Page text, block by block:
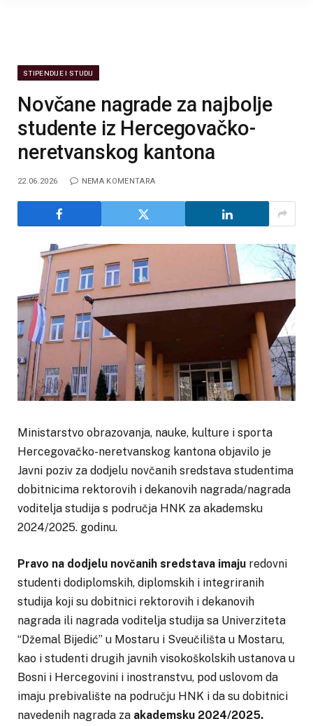
STIPENDIJE I STUDIJ
Novčane nagrade za najbolje
studente iz Hercegovačko-
neretvanskog kantona
22.06.2026 NEMA KOMENTARA
Ministarstvo obrazovanja, nauke, kulture i sporta
Hercegovačko-neretvanskog kantona objavilo je
Javni poziv za dodjelu novčanih sredstava studentima
dobitnicima rektorovih i dekanovih nagrada/nagrada
voditelja studija s područja HNK za akademsku
2024/2025. godinu.
Pravo na dodjelu novčanih sredstava imaju redovni
studenti dodiplomskih, diplomskih i integriranih
studija koji su dobitnici rektorovih i dekanovih
nagrada ili nagrada voditelja studija sa Univerziteta
“Džemal Bijedić” u Mostaru i Sveučilišta u Mostaru,
kao i studenti drugih javnih visokoškolskih ustanova u
Bosni i Hercegovini i inostranstvu, pod uslovom da
imaju prebivalište na području HNK i da su dobitnici
navedenih nagrada za akademsku 2024/2025.